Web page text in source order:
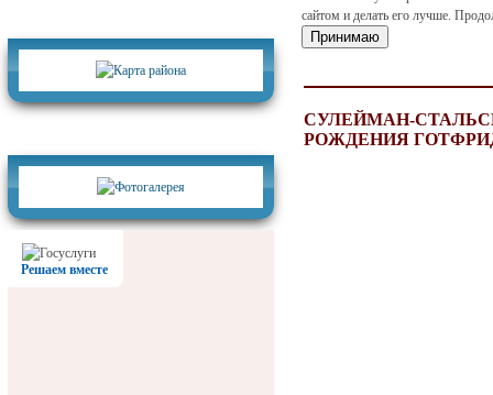
Решаем вместе
сайтом и делать его лучше.
Принимаю
СУЛЕЙМАН-
РОЖДЕНИЯ